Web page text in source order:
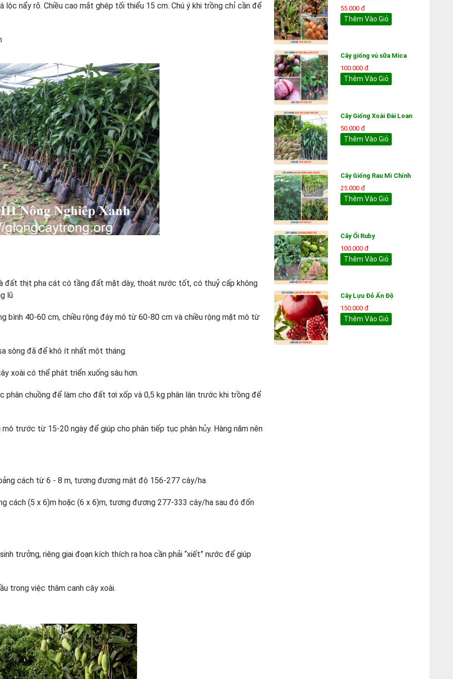
lộc nẩy rõ. Chiều cao mắt ghép tối thiểu 15 cm. Chú ý khi trồng chỉ cần để
đất thịt pha cát có tầng đất mặt dày, thoát nước tốt, có thuỷ cấp không
lũ
bình 40-60 cm, chiều rộng đáy mô từ 60-80 cm và chiều rộng mặt mô từ
sông đã để khô ít nhất một tháng.
xoài có thể phát triển xuống sâu hơn.
phân chuồng để làm cho đất tơi xốp và 0,5 kg phân lân trước khi trồng để
mô trước từ 15-20 ngày để giúp cho phân tiếp tục phân hủy. Hàng năm nên
cách từ 6 - 8 m, tương đương mật độ 156-277 cây/ha.
cách (5 x 6)m hoặc (6 x 6)m, tương đương 277-333 cây/ha sau đó đốn
trưởng, riêng giai đoạn kích thích ra hoa cần phải “xiết” nước để giúp
trong việc thâm canh cây xoài.
55.000 đ
Thêm Vào Giỏ
Cây giống vú sữa Mica
100.000 đ
Thêm Vào Giỏ
Cây Giống Xoài Đài Loan
50.000 đ
Thêm Vào Giỏ
Cây Giống Rau Mì Chính
25.000 đ
Thêm Vào Giỏ
Cây Ổi Ruby
100.000 đ
Thêm Vào Giỏ
Cây Lựu Đỏ Ấn Độ
150.000 đ
Thêm Vào Giỏ